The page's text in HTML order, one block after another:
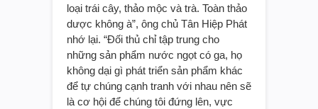
loại trái cây, thảo mộc và trà. Toàn thảo
dược không à”, ông chủ Tân Hiệp Phát
nhớ lại. “Đối thủ chỉ tập trung cho
những sản phẩm nước ngọt có ga, họ
không dại gì phát triển sản phẩm khác
để tự chúng cạnh tranh với nhau nên sẽ
là cơ hội để chúng tôi đứng lên, vực